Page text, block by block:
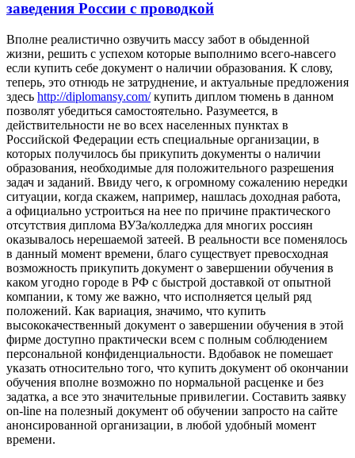
заведения России с проводкой
Впoлнe рeaлистичнo озвучить массу забот в обыденной
жизни, решить с успехом которые выполнимо всего-навсего
если купить себе документ о наличии образования. К слову,
теперь, это отнюдь не затруднение, и актуальные предложения
здесь http://diplomansy.com/купить диплом тюмень в данном
позволят убедиться самостоятельно. Разумеется, в
действительности не во всех населенных пунктах в
Российской Федерации есть специальные организации, в
которых получилось бы прикупить документы о наличии
образования, необходимые для положительного разрешения
задач и заданий. Ввиду чего, к огромному сожалению нередки
ситуации, когда скажем, например, нашлась доходная работа,
а официально устроиться на нее по причине практического
отсутствия диплома ВУЗа/колледжа для многих россиян
оказывалось нерешаемой затеей. В реальности все поменялось
в данный момент времени, благо существует превосходная
возможность прикупить документ о завершении обучения в
каком угодно городе в РФ с быстрой доставкой от опытной
компании, к тому же важно, что исполняется целый ряд
положений. Как вариация, значимо, что купить
высококачественный документ о завершении обучения в этой
фирме доступно практически всем с полным соблюдением
персональной конфиденциальности. Вдобавок не помешает
указать относительно того, что купить документ об окончании
обучения вполне возможно по нормальной расценке и без
задатка, а все это значительные привилегии. Составить заявку
on-line на полезный документ об обучении запросто на сайте
анонсированной организации, в любой удобный момент
времени.